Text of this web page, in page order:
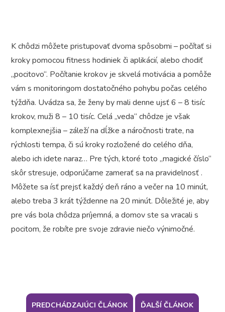
K chôdzi môžete pristupovať dvoma spôsobmi – počítať si
kroky pomocou fitness hodiniek či aplikácií, alebo chodiť
„pocitovo“. Počítanie krokov je skvelá motivácia a pomôže
vám s monitoringom dostatočného pohybu počas celého
týždňa. Uvádza sa, že ženy by mali denne ujsť 6 – 8 tisíc
krokov, muži 8 – 10 tisíc. Celá „veda“ chôdze je však
komplexnejšia – záleží na dĺžke a náročnosti trate, na
rýchlosti tempa, či sú kroky rozložené do celého dňa,
alebo ich idete naraz… Pre tých, ktoré toto „magické číslo“
skôr stresuje, odporúčame zamerať sa na pravidelnosť .
Môžete sa ísť prejsť každý deň ráno a večer na 10 minút,
alebo treba 3 krát týždenne na 20 minút. Dôležité je, aby
pre vás bola chôdza príjemná, a domov ste sa vracali s
pocitom, že robíte pre svoje zdravie niečo výnimočné.
PREDCHÁDZAJÚCI ČLÁNOK ĎALŠÍ ČLÁNOK